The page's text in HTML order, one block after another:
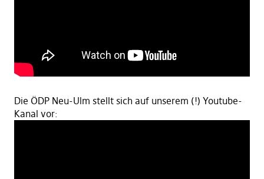
Die ÖDP Neu-Ulm stellt sich auf unserem (!) Youtube-
Kanal vor: